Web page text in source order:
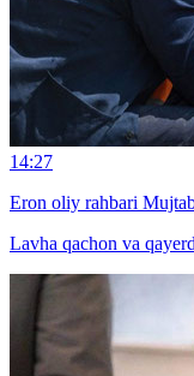
14:27
Eron oliy rahbari
Lavha qachon va